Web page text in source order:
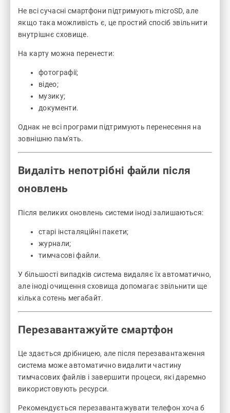
Не всі сучасні смартфони підтримують microSD, але
якщо така можливість є, це простий спосіб звільнити
внутрішнє сховище.
На карту можна перенести:
фотографії;
відео;
музику;
документи.
Однак не всі програми підтримують перенесення на
зовнішню пам'ять.
Видаліть непотрібні файли після
оновлень
Після великих оновлень системи іноді залишаються:
старі інсталяційні пакети;
журнали;
тимчасові файли.
У більшості випадків система видаляє їх автоматично,
але іноді очищення сховища допомагає звільнити ще
кілька сотень мегабайт.
Перезавантажуйте смартфон
Це здається дрібницею, але після перезавантаження
система може автоматично видалити частину
тимчасових файлів і завершити процеси, які даремно
використовують ресурси.
Рекомендується перезавантажувати телефон хоча б